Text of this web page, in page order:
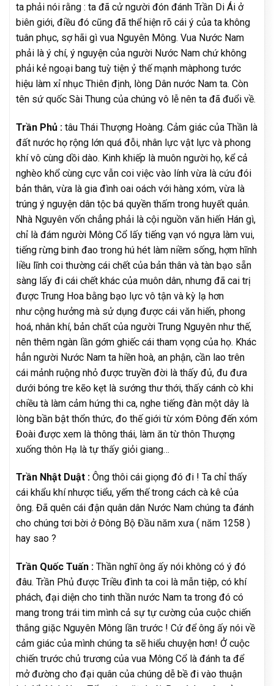
ta phải nói rằng : ta đã cử người đón đánh Trần Di Ái ở
biên giới, điều đó cũng đã thể hiện rõ cái ý của ta không
tuân phục, sợ hãi gì vua Nguyên Mông. Vua Nước Nam
phải là ý chí, ý nguyện của người Nước Nam chứ không
phải kẻ ngoại bang tuỳ tiện ỷ thế mạnh màphong tước
hiệu làm xỉ nhục Thiên định, lòng Dân nước Nam ta. Còn
tên sứ quốc Sài Thung của chúng vô lễ nên ta đã đuổi về.
Trần Phủ : tâu Thái Thượng Hoàng. Cảm giác của Thần là
đất nước họ rộng lớn quá đỗi, nhân lực vật lực và phong
khí vô cùng dồi dào. Kinh khiếp là muôn người họ, kể cả
nghèo khổ cùng cực vẫn coi việc vào lính vừa là cứu đói
bản thân, vừa là gia đình oai oách với hàng xóm, vừa là
trúng ý nguyện dân tộc bá quyền thấm trong huyết quản.
Nhà Nguyên vốn chẳng phải là cội nguồn văn hiến Hán gì,
chỉ là đám người Mông Cổ lấy tiếng vạn vó ngựa làm vui,
tiếng rừng binh đao trong hú hét làm niềm sống, hợm hĩnh
liều lĩnh coi thường cái chết của bản thân và tàn bạo sẵn
sàng lấy đi cái chết khác của muôn dân, nhưng đã cai trị
được Trung Hoa bằng bạo lực vô tận và kỳ lạ hơn
như cộng hưởng mà sử dụng được cái văn hiến, phong
hoá, nhân khí, bản chất của người Trung Nguyên như thế,
nên thêm ngàn lần gớm ghiếc cái tham vọng của họ. Khác
hẳn người Nước Nam ta hiền hoà, an phận, cần lao trên
cái mảnh ruộng nhỏ được truyền đời là thấy đủ, đu đưa
dưới bóng tre kẽo kẹt là sướng thư thới, thấy cánh cò khi
chiều tà làm cảm hứng thi ca, nghe tiếng đàn một dây là
lòng bần bật thổn thức, đo thế giới từ xóm Đông đến xóm
Đoài được xem là thông thái, làm ăn từ thôn Thượng
xuống thôn Hạ là tự thấy giỏi giang…
Trần Nhật Duật : Ông thôi cái giọng đó đi ! Ta chỉ thấy
cái khẩu khí nhược tiểu, yếm thế trong cách cà kê của
ông. Đã quên cái đận quân dân Nước Nam chúng ta đánh
cho chúng tơi bời ở Đông Bộ Đầu năm xưa ( năm 1258 )
hay sao ?
Trần Quốc Tuấn : Thần nghĩ ông ấy nói không có ý đó
đâu. Trần Phủ được Triều đình ta coi là mẫn tiệp, có khí
phách, đại diện cho tinh thần nước Nam ta trong đó có
mang trong trái tim mình cả sự tự cường của cuộc chiến
thắng giặc Nguyên Mông lần trước ! Cứ để ông ấy nói về
cảm giác của mình chúng ta sẽ hiểu chuyện hơn! Ở cuộc
chiến trước chủ trương của vua Mông Cổ là đánh ta để
mở đường cho đại quân của chúng dễ bề đi vào thuận